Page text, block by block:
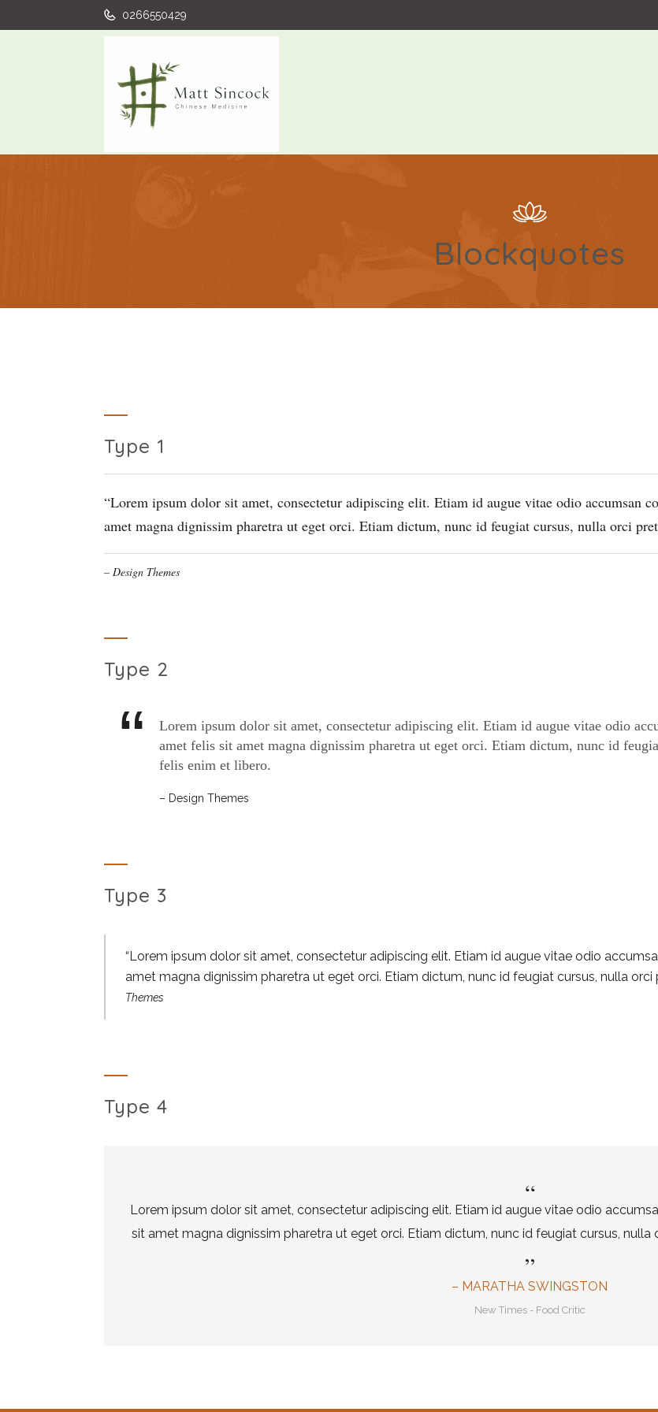
0266550429
Blockquotes
Type 1
Lorem ipsum dolor sit amet, consectetur adipiscing elit. Etiam id augue vitae odio accumsan
amet magna dignissim pharetra ut eget orci. Etiam dictum, nunc id feugiat cursus, nulla orci
– Design Themes
Type 2
Lorem ipsum dolor sit amet, consectetur adipiscing elit. Etiam id augue vitae odio
amet felis sit amet magna dignissim pharetra ut eget orci. Etiam dictum, nunc id
felis enim et libero.
– Design Themes
Type 3
Lorem ipsum dolor sit amet, consectetur adipiscing elit. Etiam id augue vitae odio
amet magna dignissim pharetra ut eget orci. Etiam dictum, nunc id feugiat cursus, nulla
Themes
Type 4
Lorem ipsum dolor sit amet, consectetur adipiscing elit. Etiam id augue vitae odio
sit amet magna dignissim pharetra ut eget orci. Etiam dictum, nunc id feugiat cursus, nulla
– MARATHA SWINGSTON
New Times - Food Critic